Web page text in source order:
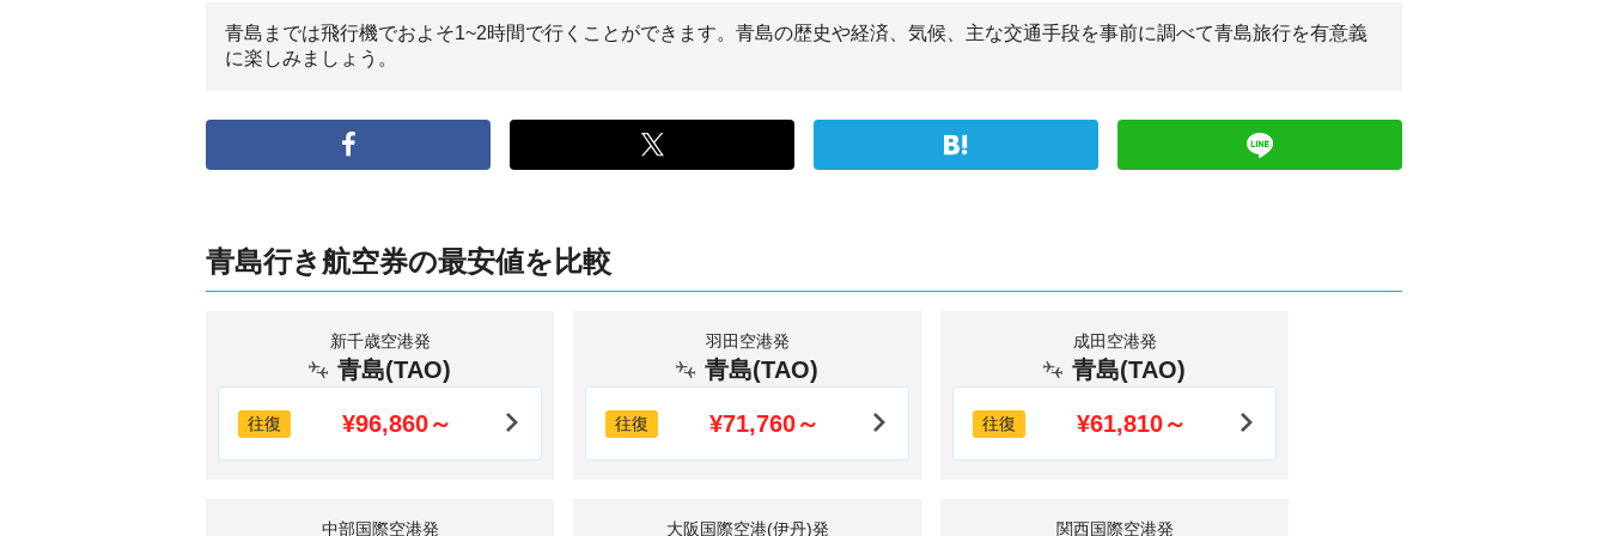
青島までは飛行機でおよそ1~2時間で行くことができます。青島の歴史や経済、気候、主な交通手段を事前に調べて青島旅行を有意義
に楽しみましょう。
青島行き航空券の最安値を比較
新千歳空港発
青島(TAO)
往復 ¥96,860～
羽田空港発
青島(TAO)
往復 ¥71,760～
成田空港発
青島(TAO)
往復 ¥61,810～
中部国際空港発 大阪国際空港(伊丹)発 関西国際空港発